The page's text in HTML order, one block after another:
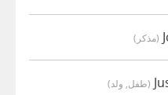
(مذكر)
(طفل, ولد)